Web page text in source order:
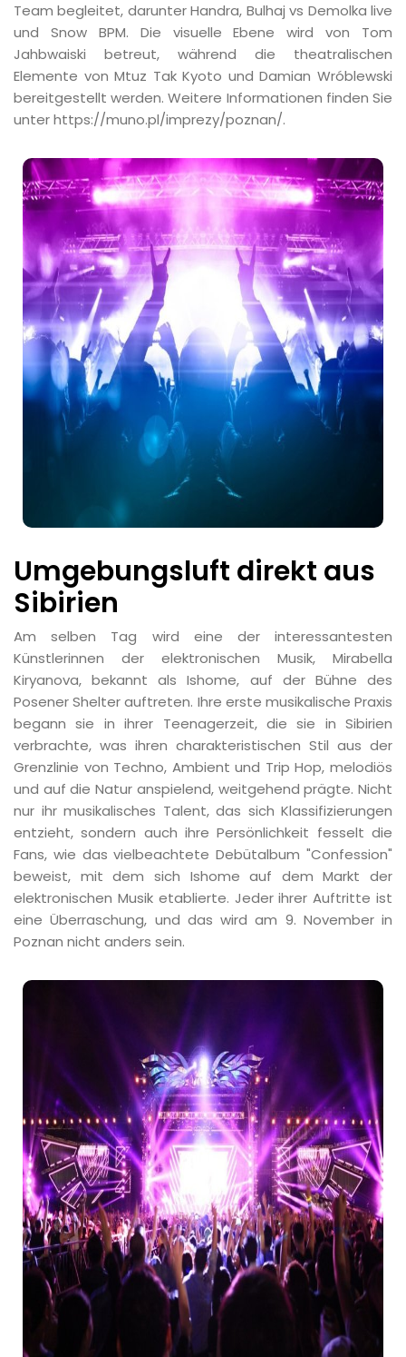
Team begleitet, darunter Handra, Bulhaj vs Demolka live
und Snow BPM. Die visuelle Ebene wird von Tom
Jahbwaiski betreut, während die theatralischen
Elemente von Mtuz Tak Kyoto und Damian Wróblewski
bereitgestellt werden. Weitere Informationen finden Sie
unter https://muno.pl/imprezy/poznan/.
Umgebungsluft direkt aus
Sibirien
Am selben Tag wird eine der interessantesten
Künstlerinnen der elektronischen Musik, Mirabella
Kiryanova, bekannt als Ishome, auf der Bühne des
Posener Shelter auftreten. Ihre erste musikalische Praxis
begann sie in ihrer Teenagerzeit, die sie in Sibirien
verbrachte, was ihren charakteristischen Stil aus der
Grenzlinie von Techno, Ambient und Trip Hop, melodiös
und auf die Natur anspielend, weitgehend prägte. Nicht
nur ihr musikalisches Talent, das sich Klassifizierungen
entzieht, sondern auch ihre Persönlichkeit fesselt die
Fans, wie das vielbeachtete Debütalbum "Confession"
beweist, mit dem sich Ishome auf dem Markt der
elektronischen Musik etablierte. Jeder ihrer Auftritte ist
eine Überraschung, und das wird am 9. November in
Poznan nicht anders sein.